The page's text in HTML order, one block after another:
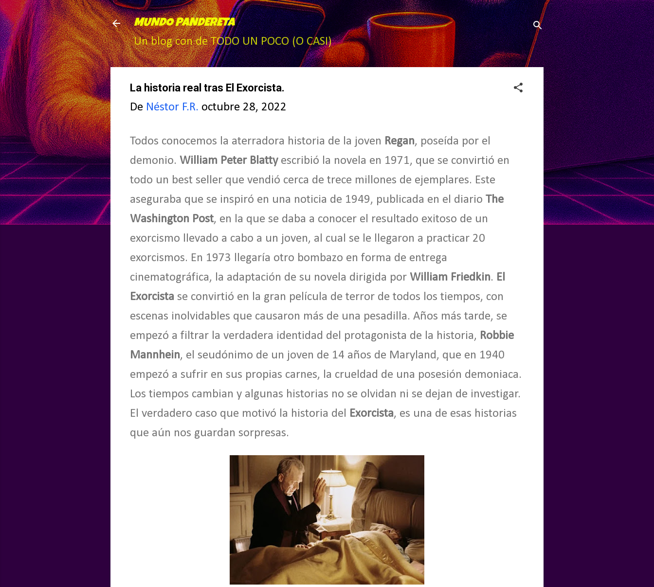
Ir al contenido principal
MUNDO PANDERETA
Un blog con de TODO UN POCO (O CASI)
La historia real tras El Exorcista.
De Néstor F.R. octubre 28, 2022
Todos conocemos la aterradora historia de la joven Regan, poseída por el
demonio. William Peter Blattyescribió la novela en 1971, que se convirtió en
todo un best seller que vendió cerca de trece millones de ejemplares. Este
aseguraba que se inspiró en una noticia de 1949, publicada en el diario The
Washington Post, en la que se daba a conocer el resultado exitoso de un
exorcismo llevado a cabo a un joven, al cual se le llegaron a practicar 20
exorcismos. En 1973 llegaría otro bombazo en forma de entrega
cinematográfica, la adaptación de su novela dirigida por William Friedkin. El
Exorcista se convirtió en la gran película de terror de todos los tiempos, con
escenas inolvidables que causaron más de una pesadilla. Años más tarde, se
empezó a filtrar la verdadera identidad del protagonista de la historia, Robbie
Mannhein, el seudónimo de un joven de 14 años de Maryland, que en 1940
empezó a sufrir en sus propias carnes, la crueldad de una posesión demoniaca.
Los tiempos cambian y algunas historias no se olvidan ni se dejan de investigar.
El verdadero caso que motivó la historia del Exorcista, es una de esas historias
que aún nos guardan sorpresas.